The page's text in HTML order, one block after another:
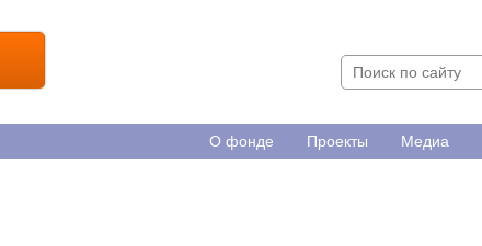
О фонде Проекты Медиа